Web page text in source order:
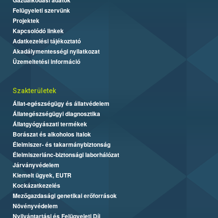
Felügyeleti szervünk
Projektek
Kapcsolódó linkek
Adatkezelési tájékoztató
Akadálymentességi nyilatkozat
Üzemeltetési információ
Szakterületek
Állat-egészségügy és állatvédelem
Állategészségügyi diagnosztika
Állatgyógyászati termékek
Borászat és alkoholos italok
Élelmiszer- és takarmánybiztonság
Élelmiszerlánc-biztonsági laborhálózat
Járványvédelem
Kiemelt ügyek, EUTR
Kockázatkezelés
Mezőgazdasági genetikai erőforrások
Növényvédelem
Nyilvántartási és Felügyeleti Díj